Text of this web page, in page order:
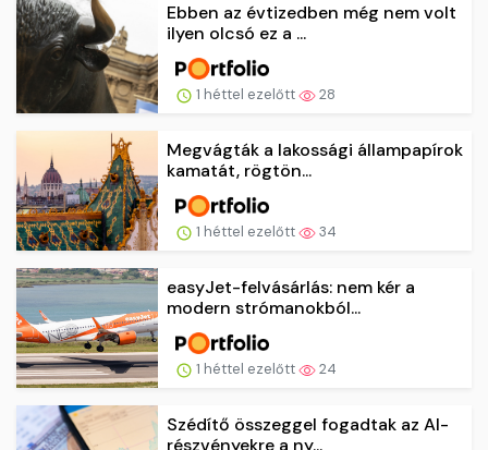
Ebben az évtizedben még nem volt
ilyen olcsó ez a ...
1 héttel ezelőtt 28
Megvágták a lakossági állampapírok
kamatát, rögtön...
1 héttel ezelőtt 34
easyJet-felvásárlás: nem kér a
modern strómanokból...
1 héttel ezelőtt 24
Szédítő összeggel fogadtak az AI-
részvényekre a ny...